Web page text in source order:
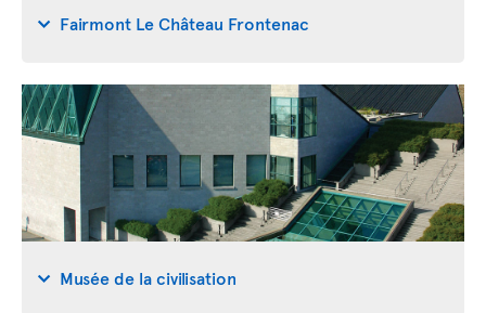
Fairmont Le Château Frontenac
Musée de la civilisation